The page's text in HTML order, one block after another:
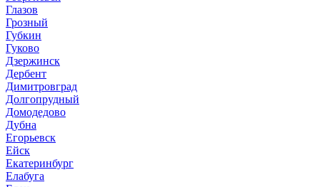
Глазов
Грозный
Губкин
Гуково
Дзержинск
Дербент
Димитровград
Долгопрудный
Домодедово
Дубна
Егорьевск
Ейск
Екатеринбург
Елабуга